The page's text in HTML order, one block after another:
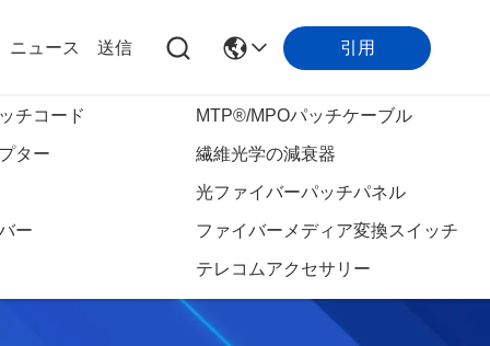
チコード MTP®/MPOパッチケーブル
ター 繊維光学の減衰器
光ファイバーパッチパネル
ー ファイバーメディア変換スイッチ
テレコムアクセサリー
ニュース 送信 引用